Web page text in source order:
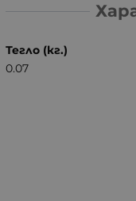
Тегло (кг.)
0.07